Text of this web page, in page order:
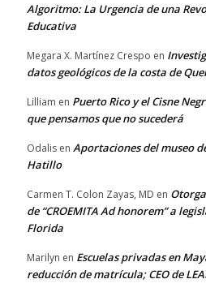
Algoritmo: La Urgencia de una
Educativa
Megara X. Martínez Crespo en
datos geológicos de la costa de
Lilliam en Puerto Rico y el Cisne
que pensamos que no sucederá
Odalis en Aportaciones del museo
Hatillo
Carmen T. Colon Zayas, MD en
de “CROEMITA Ad honorem” a
Florida
Marilyn en Escuelas privadas en
reducción de matrícula; CEO de